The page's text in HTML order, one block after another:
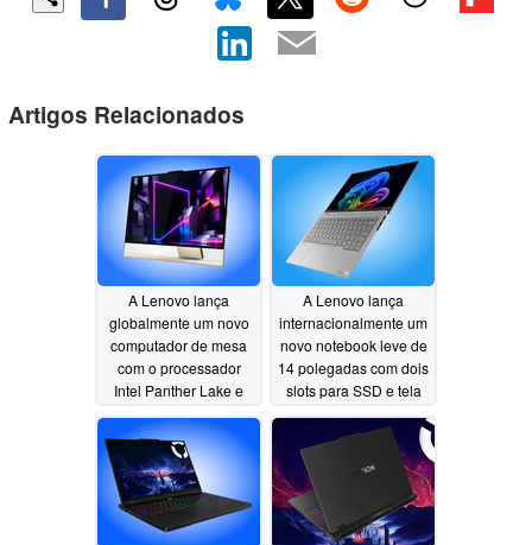
Artigos Relacionados
A Lenovo lança
globalmente um novo
computador de mesa
com o processador
Intel Panther Lake e
nits07/09/2026
A Lenovo lança
internacionalmente um
novo notebook leve de
14 polegadas com dois
slots para SSD e tela
07/09/2026